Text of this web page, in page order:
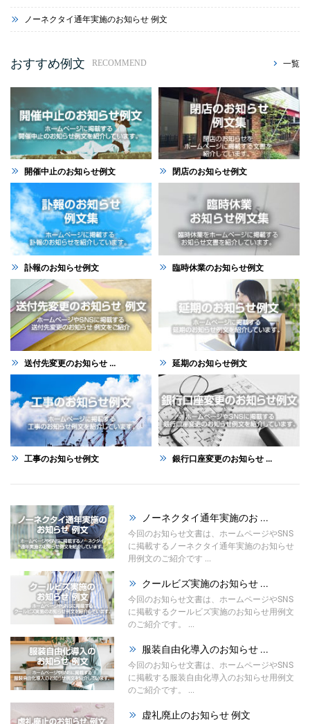
ノーネクタイ通年実施のお知らせ 例文
おすすめ例文 RECOMMEND 一覧
開催中止のお知らせ例文 閉店のお知らせ例文
訃報のお知らせ例文 臨時休業のお知らせ例文
送付先変更のお知らせ ... 延期のお知らせ例文
工事のお知らせ例文 銀行口座変更のお知らせ ...
ノーネクタイ通年実施のお ...
今回のお知らせ文書は、ホームページやSNS
に掲載するノーネクタイ通年実施のお知らせ
用例文のご紹介です ...
クールビズ実施のお知らせ ...
今回のお知らせ文書は、ホームページやSNS
に掲載するクールビズ実施のお知らせ用例文
のご紹介です。 ...
服装自由化導入のお知らせ ...
今回のお知らせ文書は、ホームページやSNS
に掲載する服装自由化導入のお知らせ用例文
のご紹介です。 ...
虚礼廃止のお知らせ 例文